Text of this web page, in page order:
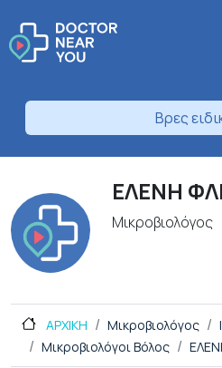
Βρες
ΕΛΕΝΗ
Μικροβιολόγος
ΑΡΧΙΚΗ Μικροβιολόγος
Μικροβιολόγοι Βόλος